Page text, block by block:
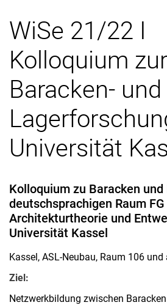
WiSe 21/22 I
Kolloquium zur
Baracken- und
Universität
Kolloquium zu Baracken
deutschsprachigen Raum FG
Architekturtheorie und
Universität Kassel
Kassel, ASL-Neubau, Raum 106
Ziel:
Netzwerkbildung zwischen